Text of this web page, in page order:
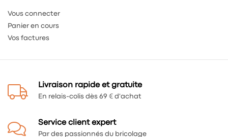
Vous connecter
Panier en cours
Vos factures
Livraison rapide et gratuite
En relais-colis dès 69 € d'achat
Service client expert
Par des passionnés du bricolage